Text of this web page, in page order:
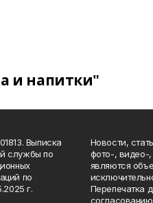
и напитки"
Выписка
службы по
по
г.
Новости,
фото-, видео-
являются
Перепечатка